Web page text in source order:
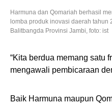
Harmuna dan Qomariah berhasil
lomba produk inovasi daerah tahun
Balitbangda Provinsi Jambi, foto: ist
“Kita berdua memang satu
mengawali pembicaraan
Baik Harmuna maupun